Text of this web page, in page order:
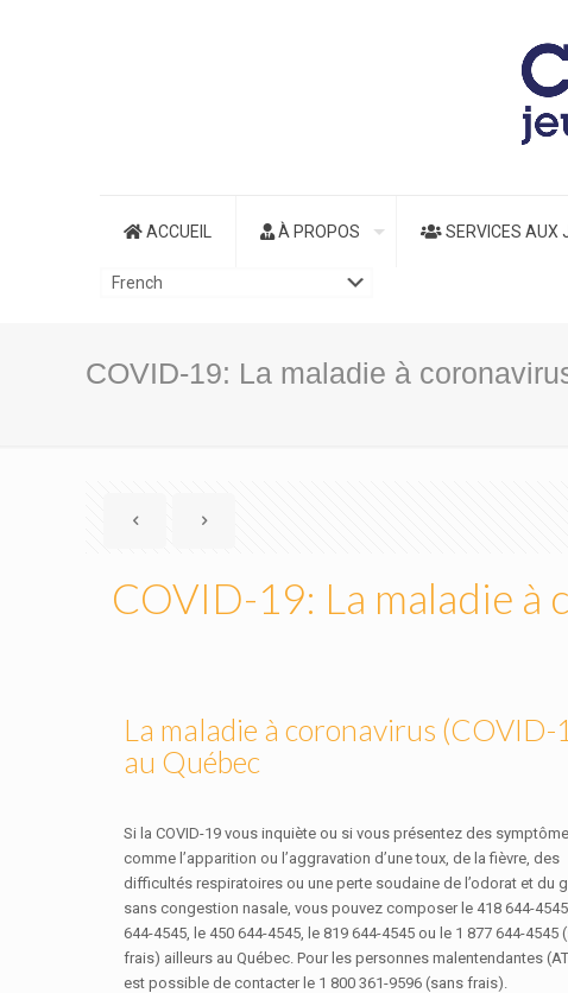
ACCUEIL À PROPOS SERVICES AUX
COVID-19: La maladie à
COVID-19: La maladie à
La maladie à coronavirus (COVID-
au Québec
Si la COVID‑19 vous inquiète ou si vous présentez des
comme l’apparition ou l’aggravation d’une toux, de la fièvre, des
difficultés respiratoires ou une perte soudaine de l’odorat et du
sans congestion nasale, vous pouvez composer le 418 644-
644-4545, le 450 644-4545, le 819 644-4545 ou le 1 877 644-4545
frais) ailleurs au Québec. Pour les personnes malentendantes
est possible de contacter le 1 800 361-9596 (sans frais).